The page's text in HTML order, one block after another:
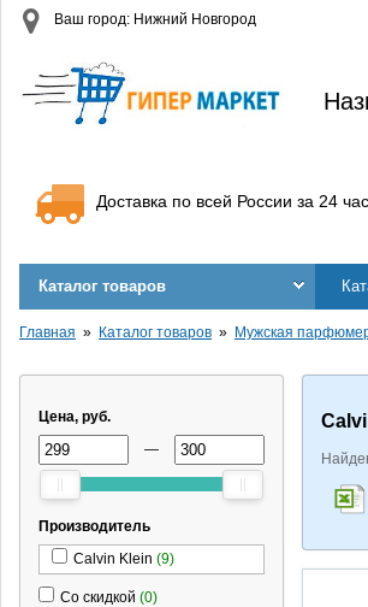
Ваш город: Нижний Новгород
Доставка по всей России за 24
Каталог товаров
Главная Каталог товаров Мужская
Цена, руб.
—
Производитель
Calvin Klein (9)
Со скидкой (0)